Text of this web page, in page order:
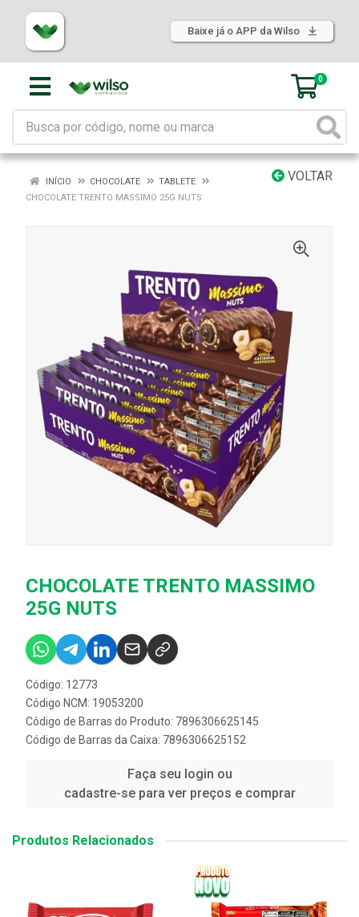
Baixe já o APP da Wilso
0
VOLTAR
INÍCIO CHOCOLATE
TABLETE
CHOCOLATE TRENTO MASSIMO 25G NUTS
CHOCOLATE TRENTO MASSIMO
25G NUTS
Código: 12773
Código NCM: 19053200
Código de Barras do Produto: 7896306625145
Código de Barras da Caixa: 7896306625152
Faça seu login ou
cadastre-se para ver preços e comprar
Produtos Relacionados